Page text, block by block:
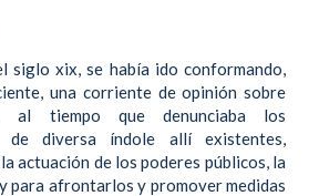
siglo xix, se había ido conformando,
una corriente de opinión sobre
al tiempo que denunciaba los
de diversa índole allí existentes,
actuación de los poderes públicos, la
para afrontarlos y promover medidas